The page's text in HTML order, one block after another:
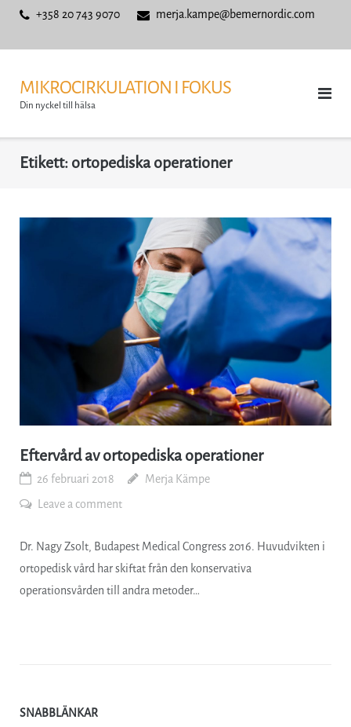
+358 20 743 9070 merja.kampe@bemernordic.com
MIKROCIRKULATION I FOKUS
Din nyckel till hälsa
Etikett:ortopediska operationer
Eftervård av ortopediska operationer
26 februari 2018
Merja Kämpe
Leave a comment
Dr. Nagy Zsolt, Budapest Medical Congress 2016. Huvudvikten i
ortopedisk vård har skiftat från den konservativa
operationsvården till andra metoder…
SNABBLÄNKAR